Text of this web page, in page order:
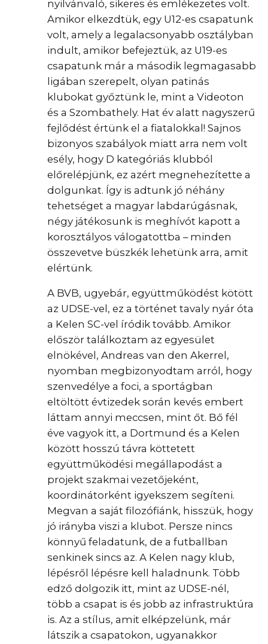
nyilvánvaló, sikeres és emlékezetes volt.
Amikor elkezdtük, egy U12-es csapatunk
volt, amely a legalacsonyabb osztályban
indult, amikor befejeztük, az U19-es
csapatunk már a második legmagasabb
ligában szerepelt, olyan patinás
klubokat győztünk le, mint a Videoton
és a Szombathely. Hat év alatt nagyszerű
fejlődést értünk el a fiatalokkal! Sajnos
bizonyos szabályok miatt arra nem volt
esély, hogy D kategóriás klubból
előrelépjünk, ez azért megnehezítette a
dolgunkat. Így is adtunk jó néhány
tehetséget a magyar labdarúgásnak,
négy játékosunk is meghívót kapott a
korosztályos válogatottba – minden
összevetve büszkék lehetünk arra, amit
elértünk.
A BVB, ugyebár, együttműködést kötött
az UDSE-vel, ez a történet tavaly nyár óta
a Kelen SC-vel íródik tovább. Amikor
először találkoztam az egyesület
elnökével, Andreas van den Akerrel,
nyomban megbizonyodtam arról, hogy
szenvedélye a foci, a sportágban
eltöltött évtizedek során kevés embert
láttam annyi meccsen, mint őt. Bő fél
éve vagyok itt, a Dortmund és a Kelen
között hosszú távra köttetett
együttműködési megállapodást a
projekt szakmai vezetőjeként,
koordinátorként igyekszem segíteni.
Megvan a saját filozófiánk, hisszük, hogy
jó irányba viszi a klubot. Persze nincs
könnyű feladatunk, de a futballban
senkinek sincs az. A Kelen nagy klub,
lépésről lépésre kell haladnunk. Több
edző dolgozik itt, mint az UDSE-nél,
több a csapat is és jobb az infrastruktúra
is. Az a stílus, amit elképzelünk, már
látszik a csapatokon, ugyanakkor